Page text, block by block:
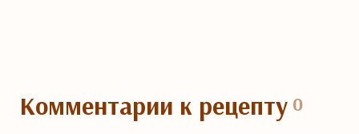
Комментарии к рецепту0